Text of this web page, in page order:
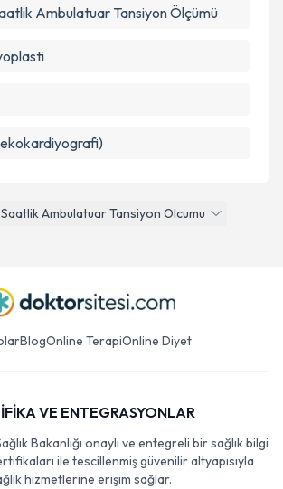
Ambulatuar Tansiyon Olcumu
Ambulatuar Tansiyon Ölçümü
BlogOnline TerapiOnline Diyet
VE ENTEGRASYONLAR
Bakanlığı onaylı ve entegreli bir sağlık bilgi
ile tescillenmiş güvenilir altyapısıyla
hizmetlerine erişim sağlar.